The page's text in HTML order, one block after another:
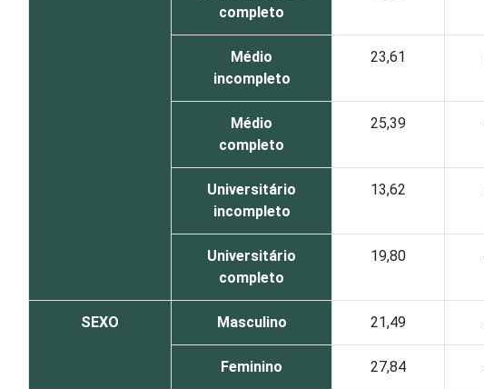
completo
Médio
incompleto
23,61
Médio
completo
25,39
Universitário
incompleto
13,62
Universitário
completo
19,80
SEXO Masculino 21,49
Feminino 27,84